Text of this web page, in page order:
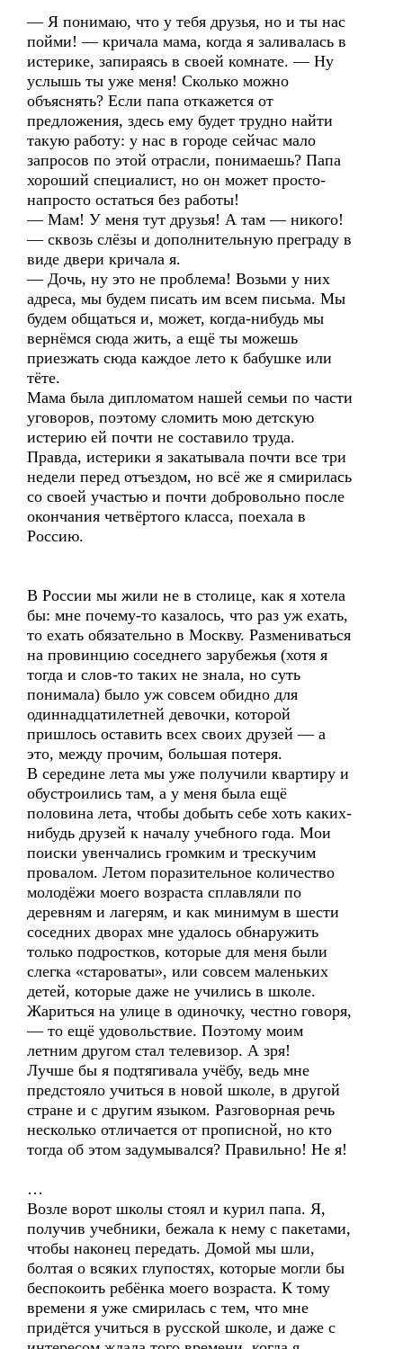
— Я понимаю, что у тебя друзья, но и ты нас
пойми! — кричала мама, когда я заливалась в
истерике, запираясь в своей комнате. — Ну
услышь ты уже меня! Сколько можно
объяснять? Если папа откажется от
предложения, здесь ему будет трудно найти
такую работу: у нас в городе сейчас мало
запросов по этой отрасли, понимаешь? Папа
хороший специалист, но он может просто-
напросто остаться без работы!
— Мам! У меня тут друзья! А там — никого!
— сквозь слёзы и дополнительную преграду в
виде двери кричала я.
— Дочь, ну это не проблема! Возьми у них
адреса, мы будем писать им всем письма. Мы
будем общаться и, может, когда-нибудь мы
вернёмся сюда жить, а ещё ты можешь
приезжать сюда каждое лето к бабушке или
тёте.
Мама была дипломатом нашей семьи по части
уговоров, поэтому сломить мою детскую
истерию ей почти не составило труда.
Правда, истерики я закатывала почти все три
недели перед отъездом, но всё же я смирилась
со своей участью и почти добровольно после
окончания четвёртого класса, поехала в
Россию.
В России мы жили не в столице, как я хотела
бы: мне почему-то казалось, что раз уж ехать,
то ехать обязательно в Москву. Размениваться
на провинцию соседнего зарубежья (хотя я
тогда и слов-то таких не знала, но суть
понимала) было уж совсем обидно для
одиннадцатилетней девочки, которой
пришлось оставить всех своих друзей — а
это, между прочим, большая потеря.
В середине лета мы уже получили квартиру и
обустроились там, а у меня была ещё
половина лета, чтобы добыть себе хоть каких-
нибудь друзей к началу учебного года. Мои
поиски увенчались громким и трескучим
провалом. Летом поразительное количество
молодёжи моего возраста сплавляли по
деревням и лагерям, и как минимум в шести
соседних дворах мне удалось обнаружить
только подростков, которые для меня были
слегка «староваты», или совсем маленьких
детей, которые даже не учились в школе.
Жариться на улице в одиночку, честно говоря,
— то ещё удовольствие. Поэтому моим
летним другом стал телевизор. А зря!
Лучше бы я подтягивала учёбу, ведь мне
предстояло учиться в новой школе, в другой
стране и с другим языком. Разговорная речь
несколько отличается от прописной, но кто
тогда об этом задумывался? Правильно! Не я!
…
Возле ворот школы стоял и курил папа. Я,
получив учебники, бежала к нему с пакетами,
чтобы наконец передать. Домой мы шли,
болтая о всяких глупостях, которые могли бы
беспокоить ребёнка моего возраста. К тому
времени я уже смирилась с тем, что мне
придётся учиться в русской школе, и даже с